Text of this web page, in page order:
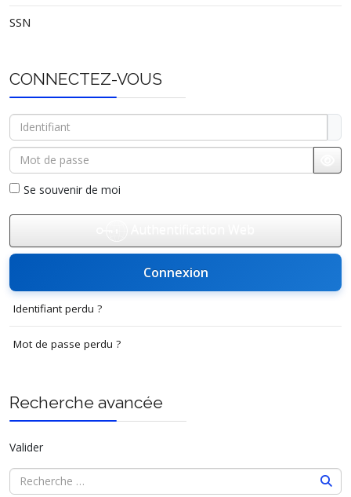
SSN
CONNECTEZ-VOUS
Identifiant
Mot de passe
Se souvenir de moi
Connexion
Identifiant perdu ?
Mot de passe perdu ?
Recherche avancée
Valider